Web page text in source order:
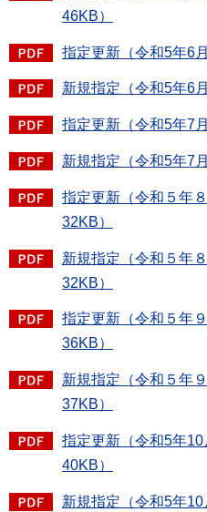
46KB）
指定更新（令和5年6
新規指定（令和5年6
指定更新（令和5年7
新規指定（令和5年7
指定更新（令和５年
32KB）
新規指定（令和５年
32KB）
指定更新（令和５年
36KB）
新規指定（令和５年
37KB）
指定更新（令和5年10
40KB）
新規指定（令和5年10